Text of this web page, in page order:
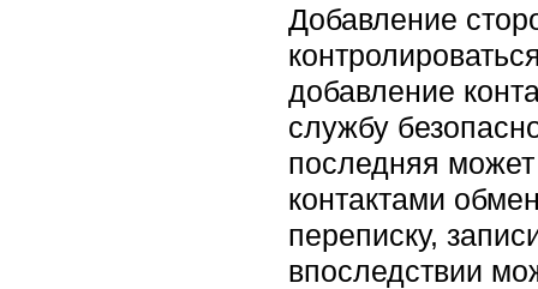
Добавление
добавление
службу
последняя
контактами
переписку,
впоследствии